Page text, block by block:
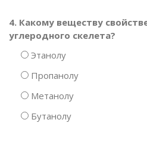
4. Какому веществу
углеродного скелета?
Этанолу
Пропанолу
Метанолу
Бутанолу